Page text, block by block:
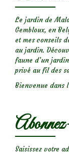
Le jardin de
Gembloux, en
et mes conseils
au jardin.
faune d’un
privé au fil des
Bienvenue dans
Saisissez votre